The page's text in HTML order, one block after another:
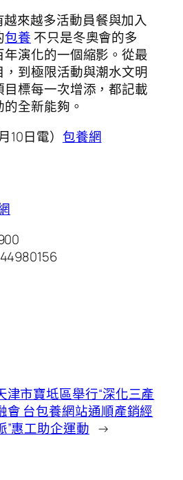
來越多活動員餐與加入
包養 不只是冬奧會的多
演化的一個縮影。從最
到極限活動與潮水文明
標每一次增添，都記載
全新能夠。
10日電） 包養網
津市寶坻區舉行“深化三產
會 台包養網站通順產銷經
”惠工助企運動 →